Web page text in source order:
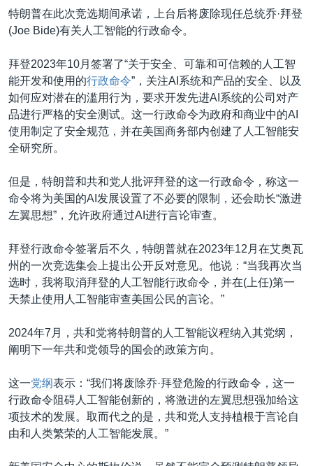
特朗普在此次竞选期间承诺，上台后将废除现任总统乔·拜登
(Joe Bide)有关人工智能的行政命令。
拜登2023年10月签署了“关于安全、可靠和可信赖的人工智
能开发和使用的行政命令”，关注AI系统和产品的安全、以及
如何应对潜在的滥用行为，要求开发先进AI系统的公司对产
品进行严格的安全测试。这一行政命令为政府和商业中的AI
使用制定了安全规范，并在美国商务部内创建了人工智能安
全研究所。
但是，特朗普和共和党人批评拜登的这一行政命令，称这一
命令将为美国的AI发展设置了不必要的限制，还会助长“激进
左翼思想”，允许政府通过AI进行言论审查。
拜登行政命令签署后不久，特朗普就在2023年12月在艾奥瓦
州的一次竞选集会上提出公开反对意见。他说：“当我再次当
选时，我将取消拜登的人工智能行政命令，并在(上任)第一
天禁止使用人工智能审查美国公民的言论。”
2024年7月，共和党将特朗普的人工智能议程纳入其党纲，
阐明下一年共和党领导的国会的政策方向。
这一党纲表示：“我们将废除乔·拜登危险的行政命令，这一
行政命令阻碍人工智能创新的，将激进的左翼思想强加给这
项技术的发展。取而代之的是，共和党人支持植根于言论自
由和人类繁荣的人工智能发展。”